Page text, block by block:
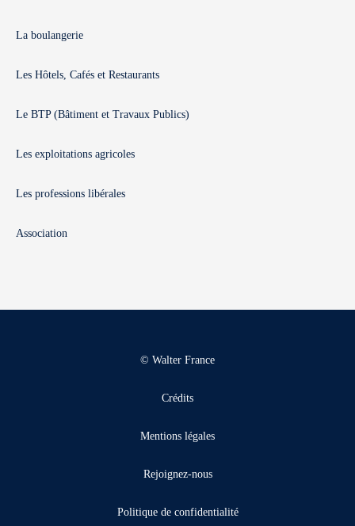
La boulangerie
Les Hôtels, Cafés et Restaurants
Le BTP (Bâtiment et Travaux Publics)
Les exploitations agricoles
Les professions libérales
Association
© Walter France
Crédits
Mentions légales
Rejoignez-nous
Politique de confidentialité